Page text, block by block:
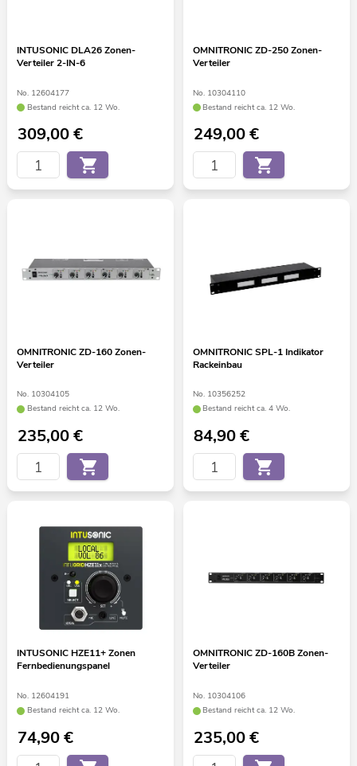
INTUSONIC DLA26 Zonen-
Verteiler 2-IN-6
No. 12604177
Bestand reicht ca. 12 Wo.
309,00€
OMNITRONIC ZD-250 Zonen-
Verteiler
No. 10304110
Bestand reicht ca. 12 Wo.
249,00€
OMNITRONIC ZD-160 Zonen-
Verteiler
No. 10304105
Bestand reicht ca. 12 Wo.
235,00€
OMNITRONIC SPL-1 Indikator
Rackeinbau
No. 10356252
Bestand reicht ca. 4 Wo.
84,90€
INTUSONIC HZE11+ Zonen
Fernbedienungspanel
No. 12604191
Bestand reicht ca. 12 Wo.
74,90€
OMNITRONIC ZD-160B Zonen-
Verteiler
No. 10304106
Bestand reicht ca. 12 Wo.
235,00€